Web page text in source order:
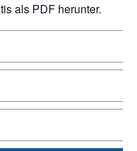
als PDF herunter.